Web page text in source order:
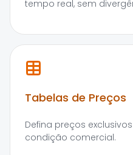
tempo real, sem
Tabelas de Preços
Defina preços
condição comercial.